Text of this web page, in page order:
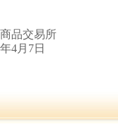
品交易所
4月7日